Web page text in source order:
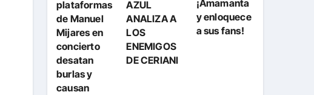
plataformas
de Manuel
Mijares en
concierto
desatan
burlas y
causan
AZUL
ANALIZA A
LOS
ENEMIGOS
DE CERIANI
¡Amamanta
y enloquece
a sus fans!